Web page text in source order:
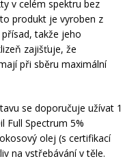
v celém spektru bez
produkt je vyroben z
takže jeho
zajišťuje, že
při sběru maximální
se doporučuje užívat 1
Full Spectrum 5%
olej (s certifikací
na vstřebávání v těle.